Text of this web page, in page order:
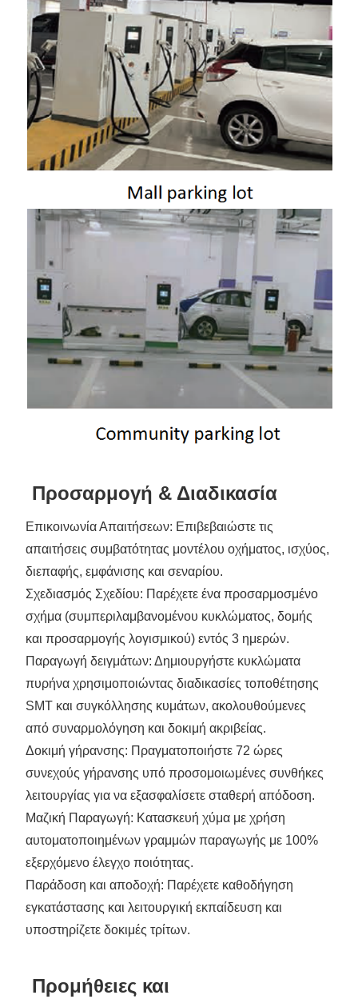
Προσαρμογή & Διαδικασία
Επικοινωνία Απαιτήσεων: Επιβεβαιώστε τις
απαιτήσεις συμβατότητας μοντέλου οχήματος, ισχύος,
διεπαφής, εμφάνισης και σεναρίου.
Σχεδιασμός Σχεδίου: Παρέχετε ένα προσαρμοσμένο
σχήμα (συμπεριλαμβανομένου κυκλώματος, δομής
και προσαρμογής λογισμικού) εντός 3 ημερών.
Παραγωγή δειγμάτων: Δημιουργήστε κυκλώματα
πυρήνα χρησιμοποιώντας διαδικασίες τοποθέτησης
SMT και συγκόλλησης κυμάτων, ακολουθούμενες
από συναρμολόγηση και δοκιμή ακριβείας.
Δοκιμή γήρανσης: Πραγματοποιήστε 72 ώρες
συνεχούς γήρανσης υπό προσομοιωμένες συνθήκες
λειτουργίας για να εξασφαλίσετε σταθερή απόδοση.
Μαζική Παραγωγή: Κατασκευή χύμα με χρήση
αυτοματοποιημένων γραμμών παραγωγής με 100%
εξερχόμενο έλεγχο ποιότητας.
Παράδοση και αποδοχή: Παρέχετε καθοδήγηση
εγκατάστασης και λειτουργική εκπαίδευση και
υποστηρίζετε δοκιμές τρίτων.
Προμήθειες και